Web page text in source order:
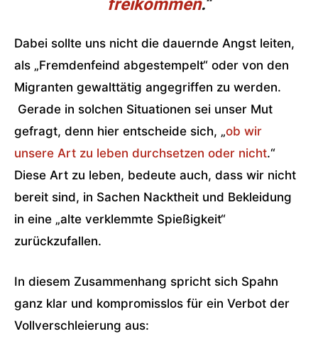
freikommen.“
Dabei sollte uns nicht die dauernde Angst leiten,
als „Fremdenfeind abgestempelt“ oder von den
Migranten gewalttätig angegriffen zu werden.
Gerade in solchen Situationen sei unser Mut
gefragt, denn hier entscheide sich, „ob wir
unsere Art zu leben durchsetzen oder nicht.“
Diese Art zu leben, bedeute auch, dass wir nicht
bereit sind, in Sachen Nacktheit und Bekleidung
in eine „alte verklemmte Spießigkeit“
zurückzufallen.
In diesem Zusammenhang spricht sich Spahn
ganz klar und kompromisslos für ein Verbot der
Vollverschleierung aus: